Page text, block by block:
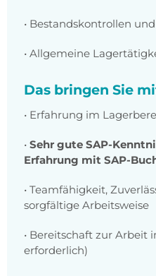
• Bestandskontrollen und
• Allgemeine
Das bringen Sie
• Erfahrung im
• Sehr gute SAP-
Erfahrung mit SAP-
• Teamfähigkeit,
sorgfältige Arbeitsweise
• Bereitschaft zur Arbeit
erforderlich)